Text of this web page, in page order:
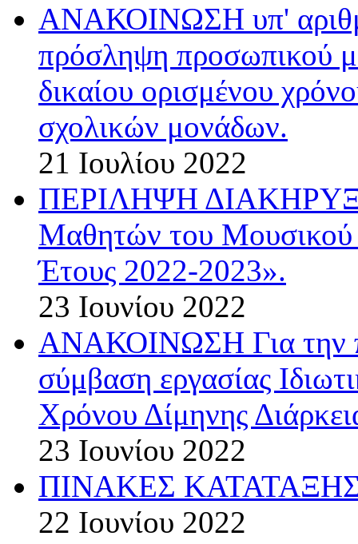
ΑΝΑΚΟΙΝΩΣΗ υπ'
πρόσληψη προσωπικού
δικαίου ορισμένου
σχολικών μονάδων.
21 Ιουλίου 2022
ΠΕΡΙΛΗΨΗ
Μαθητών του Μουσικού
Έτους 2022-2023».
23 Ιουνίου 2022
ΑΝΑΚΟΙΝΩΣΗ Για την
σύμβαση εργασίας
Χρόνου Δίμηνης
23 Ιουνίου 2022
ΠΙΝΑΚΕΣ
22 Ιουνίου 2022